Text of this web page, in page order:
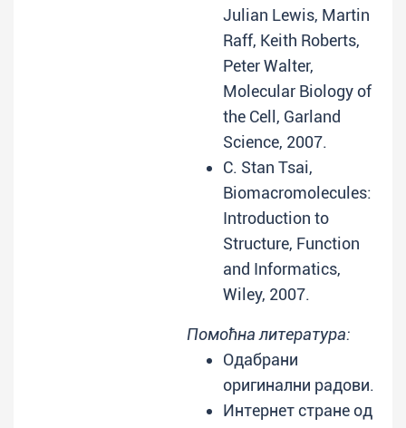
Julian Lewis, Martin
Raff, Keith Roberts,
Peter Walter,
Molecular Biology of
the Cell, Garland
Science, 2007.
C. Stan Tsai,
Biomacromolecules:
Introduction to
Structure, Function
and Informatics,
Wiley, 2007.
Помоћна литература:
Одабрани
оригинални радови.
Интернет стране од